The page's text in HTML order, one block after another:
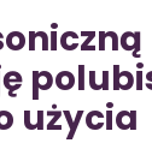
użycia